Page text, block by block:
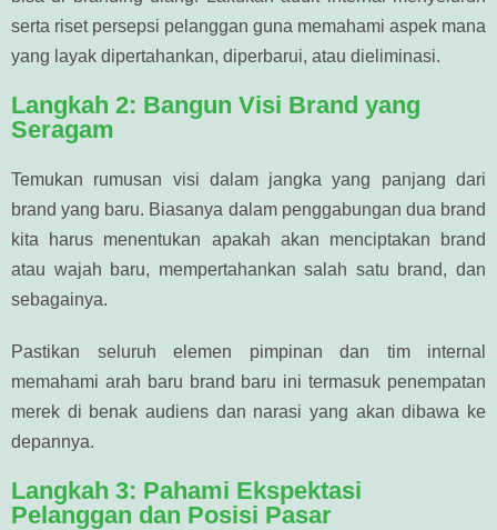
serta riset persepsi pelanggan guna memahami aspek mana
yang layak dipertahankan, diperbarui, atau dieliminasi.
Langkah 2: Bangun Visi Brand yang
Seragam
Temukan rumusan visi dalam jangka yang panjang dari
brand yang baru. Biasanya dalam penggabungan dua brand
kita harus menentukan apakah akan menciptakan brand
atau wajah baru, mempertahankan salah satu brand, dan
sebagainya.
Pastikan seluruh elemen pimpinan dan tim internal
memahami arah baru brand baru ini termasuk penempatan
merek di benak audiens dan narasi yang akan dibawa ke
depannya.
Langkah 3: Pahami Ekspektasi
Pelanggan dan Posisi Pasar